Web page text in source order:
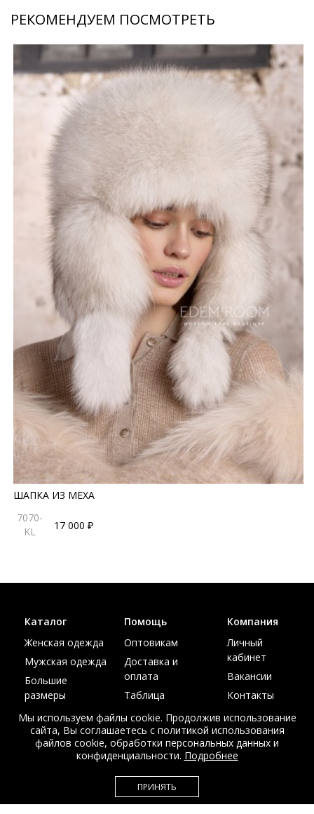
РЕКОМЕНДУЕМ ПОСМОТРЕТЬ
ШАПКА ИЗ МЕХА
7070-
KL
17 000 ₽
© Интернет магазин верхней одежды из меха и кожи
EDEM-ROOM 2011-2026
Каталог
Женская одежда
Мужская одежда
Большие
размеры
Акции
Помощь
Оптовикам
Доставка и
оплата
Таблица
Компания
Личный
кабинет
Вакансии
Контакты
Мы используем файлы cookie. Продолжив использование
сайта, Вы соглашаетесь с политикой использования
файлов cookie, обработки персональных данных и
конфиденциальности. Подробнее
ПРИНЯТЬ